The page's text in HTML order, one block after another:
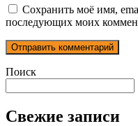
Сохранить моё имя,
последующих моих
Поиск
Свежие записи